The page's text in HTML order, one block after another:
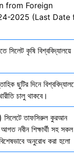
from Foreign
2025 (Last Date
সিলেট কৃষি বিশ্ববিদ্যালয়ে
ছুটির দিনে
চালু থাকবে।
সিলেটে তাফসিরুল কুরআন
নবীন শিক্ষার্থী সহ সকল
অনুরোধ করা হলো